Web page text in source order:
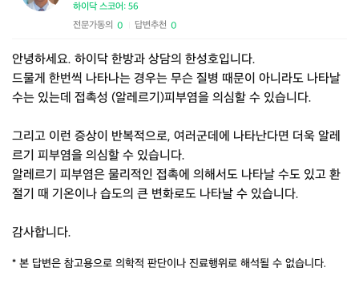
하이닥 스코어: 56
전문가동의 0 답변추천 0
안녕하세요. 하이닥 한방과 상담의 한성호입니다.
드물게 한번씩 나타나는 경우는 무슨 질병 때문이 아니라도 나타날
수는 있는데 접촉성 (알레르기)피부염을 의심할 수 있습니다.
그리고 이런 증상이 반복적으로, 여러군데에 나타난다면 더욱 알레
르기 피부염을 의심할 수 있습니다.
알레르기 피부염은 물리적인 접촉에 의해서도 나타날 수도 있고 환
절기 때 기온이나 습도의 큰 변화로도 나타날 수 있습니다.
감사합니다.
* 본 답변은 참고용으로 의학적 판단이나 진료행위로 해석될 수 없습니다.